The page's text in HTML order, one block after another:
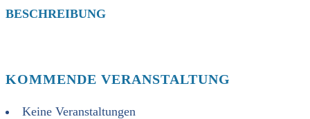
BESCHREIBUNG
KOMMENDE VERANSTALTUNG
Keine Veranstaltungen